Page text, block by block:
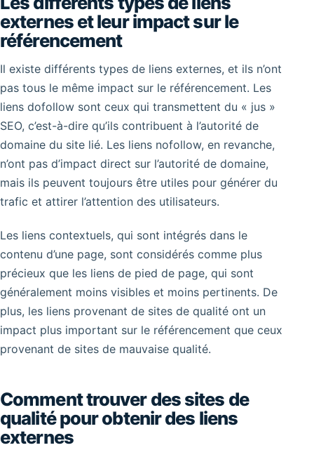
externes et leur impact sur le
référencement
Il existe différents types de liens externes, et ils n’ont
pas tous le même impact sur le référencement. Les
liens dofollow sont ceux qui transmettent du « jus »
SEO, c’est-à-dire qu’ils contribuent à l’autorité de
domaine du site lié. Les liens nofollow, en revanche,
n’ont pas d’impact direct sur l’autorité de domaine,
mais ils peuvent toujours être utiles pour générer du
trafic et attirer l’attention des utilisateurs.
Les liens contextuels, qui sont intégrés dans le
contenu d’une page, sont considérés comme plus
précieux que les liens de pied de page, qui sont
généralement moins visibles et moins pertinents. De
plus, les liens provenant de sites de qualité ont un
impact plus important sur le référencement que ceux
provenant de sites de mauvaise qualité.
Comment trouver des sites de
qualité pour obtenir des liens
externes